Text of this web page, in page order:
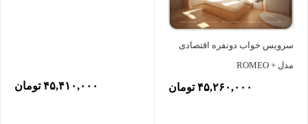
سرویس خواب دونفره اقتصادی
مدل + ROMEO
۴۵,۲۶۰,۰۰۰ تومان ۴۵,۴۱۰,۰۰۰ تومان